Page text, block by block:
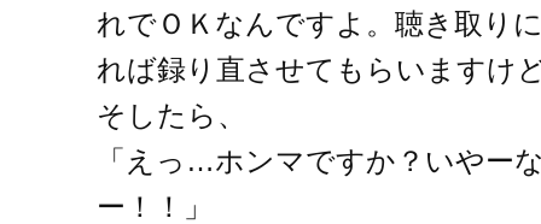
れでＯＫなんですよ。聴き取り
れば録り直させてもらいますけ
そしたら、
「えっ…ホンマですか？いやー
ー！！」